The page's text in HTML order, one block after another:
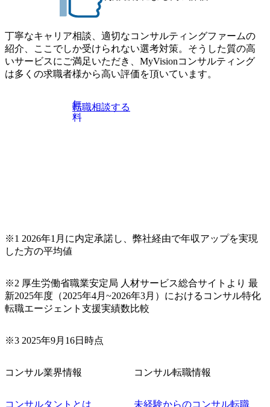
wat
らの
丁寧なキャリア相談、適切なコンサルティングファームの
紹介、ここでしか受けられない選考対策。そうした質の高
いサービスにご満足いただき、MyVisionコンサルティング
は多くの求職者様から高い評価を頂いています。
無
料
転職相談する
※1 2026年1月に内定承諾し、弊社経由で年収アップを実現
した方の平均値
※2 厚生労働省職業安定局 人材サービス総合サイトより 最
新2025年度（2025年4月~2026年3月）におけるコンサル特化
転職エージェント支援実績数比較
※3 2025年9月16日時点
コンサル業界情報
コンサルタントとは
コンサル転職情報
未経験からのコンサル転職